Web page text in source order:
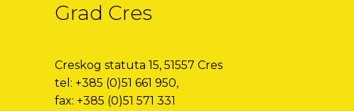
Grad Cres
Creskog statuta 15, 51557 Cres
tel: +385 (0)51 661 950,
fax: +385 (0)51 571 331